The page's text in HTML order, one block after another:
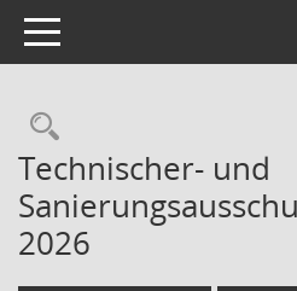
Toggle navigation
Rechercheauswahl
Technischer- und
2026